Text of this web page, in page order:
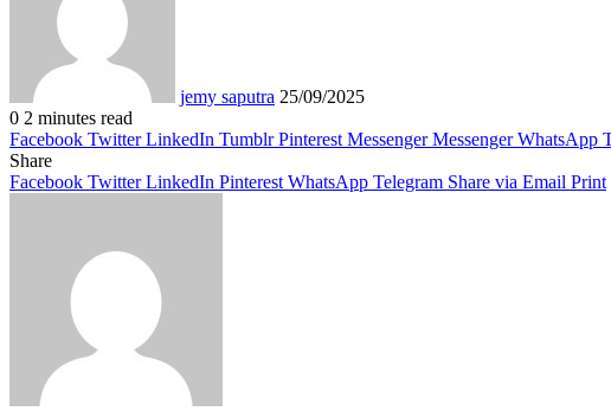
jemy saputra 25/09/2025
0 2 minutes read
Facebook Twitter LinkedIn Tumblr Pinterest Messenger Messenger WhatsApp
Share
Facebook Twitter LinkedIn Pinterest WhatsApp Telegram Share via Email Print